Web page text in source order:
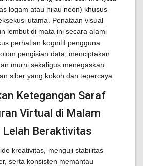
logam atau hijau neon) khusus
utama. Penataan visual
lembut di mata ini secara alami
perhatian kognitif pengguna
pengisian data, menciptakan
murni sekaligus menegaskan
siber yang kokoh dan tepercaya.
Ketegangan Saraf
Virtual di Malam
Lelah Beraktivitas
kreativitas, menguji stabilitas
serta konsisten memantau